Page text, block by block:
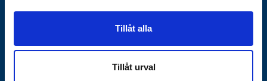
Tillåt alla
Tillåt urval
Falun
Huvudlager, kontor & växel
Roxnäsvägen 14